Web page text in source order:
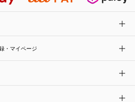
ート
ンジャーバッグ
グランス
・マイページ